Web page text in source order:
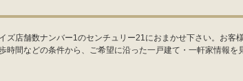
店舗数ナンバー1のセンチュリー21におまかせ下さい。お
間などの条件から、ご希望に沿った一戸建て・一軒家情報